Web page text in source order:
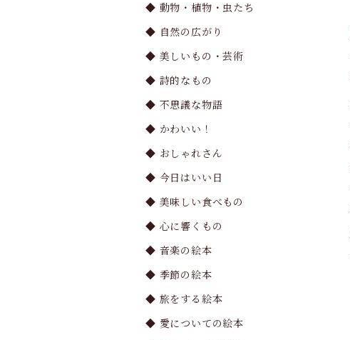
◆ 動物・植物・虫たち
◆ 自然の広がり
◆ 美しいもの・芸術
◆ 詩的なもの
◆ 不思議な物語
◆ かわいい！
◆ おしゃれさん
◆ 今日はいい日
◆ 美味しい食べもの
◆ 心に響くもの
◆ 音楽の絵本
◆ 季節の絵本
◆ 旅をする絵本
◆ 愛についての絵本